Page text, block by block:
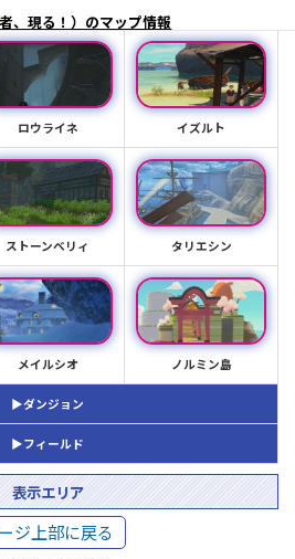
ロウライネ イズルト
ストーンベリィ タリエシン
メイルシオ ノルミン島
▶ダンジョン
▶フィールド
表示エリア
ジ上部に戻る
、現る！）のマップ情報
倒し方
）のマップ情報
場所
の倒し方
マップ情報
の倒し方
入後）のマップ情報